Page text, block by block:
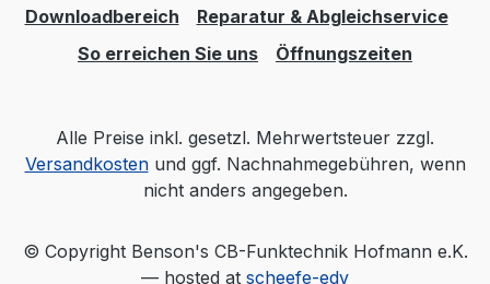
Downloadbereich
Reparatur & Abgleichservice
So erreichen Sie uns
Öffnungszeiten
Alle Preise inkl. gesetzl. Mehrwertsteuer zzgl.
Versandkostenund ggf. Nachnahmegebühren, wenn
nicht anders angegeben.
© Copyright Benson's CB-Funktechnik Hofmann e.K.
— hosted at scheefe-edv